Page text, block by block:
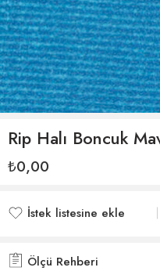
Rip Halı Boncuk
₺0,00
İstek listesine ekle
Ölçü Rehberi